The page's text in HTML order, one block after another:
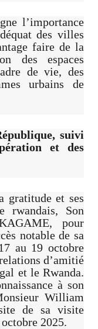
l’importance
des villes
faire de la
des espaces
de vie, des
urbains de
suivi
et des
gratitude et ses
rwandais, Son
pour
notable de sa
au 19 octobre
d’amitié
et le Rwanda.
à son
William
de sa visite
2025.